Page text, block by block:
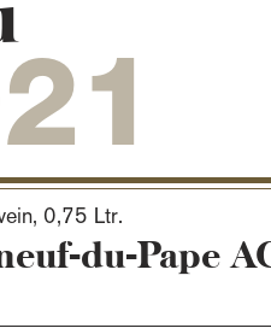
0,75 Ltr.
du-Pape